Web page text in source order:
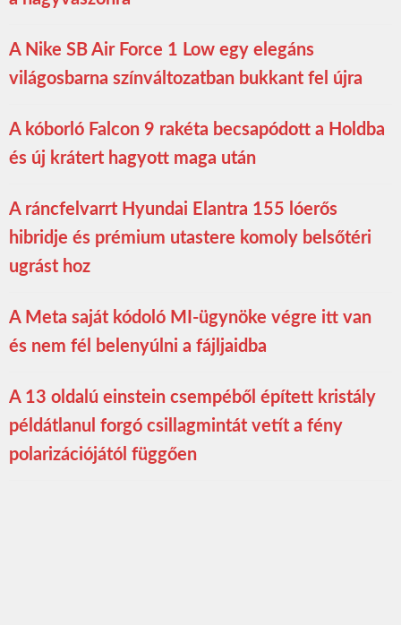
A Nike SB Air Force 1 Low egy elegáns
világosbarna színváltozatban bukkant fel újra
A kóborló Falcon 9 rakéta becsapódott a Holdba
és új krátert hagyott maga után
A ráncfelvarrt Hyundai Elantra 155 lóerős
hibridje és prémium utastere komoly belsőtéri
ugrást hoz
A Meta saját kódoló MI-ügynöke végre itt van
és nem fél belenyúlni a fájljaidba
A 13 oldalú einstein csempéből épített kristály
példátlanul forgó csillagmintát vetít a fény
polarizációjától függően